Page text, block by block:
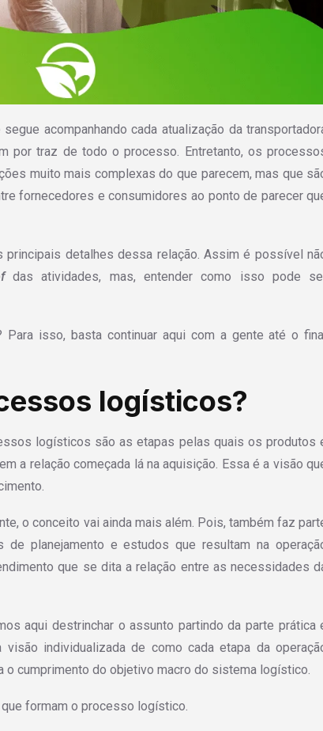
acompanhando cada atualização da
por traz de todo o processo. Entretanto, os
muito mais complexas do que parecem, mas que
fornecedores e consumidores ao ponto de parecer
principais detalhes dessa relação. Assim é possível
das atividades, mas, entender como isso pode
isso, basta continuar aqui com a gente até o
logísticos?
logísticos são as etapas pelas quais os produtos
a relação começada lá na aquisição. Essa é a visão
o conceito vai ainda mais além. Pois, também faz
planejamento e estudos que resultam na
que se dita a relação entre as necessidades
aqui destrinchar o assunto partindo da parte prática
visão individualizada de como cada etapa da
o cumprimento do objetivo macro do sistema logístico.
formam o processo logístico.